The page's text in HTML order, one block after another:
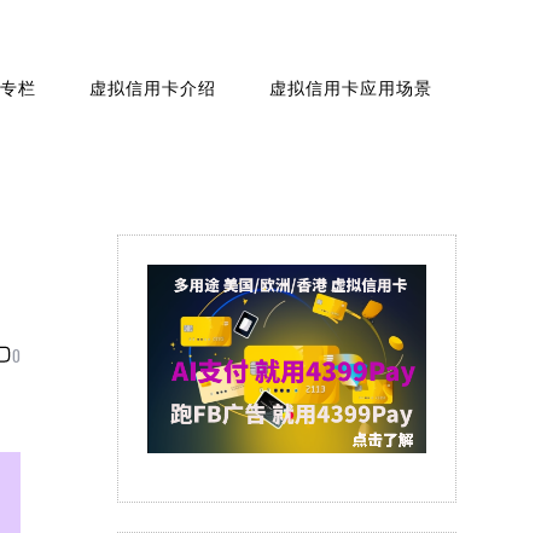
栏 虚拟信用卡介绍 虚拟信用卡应用场景
0